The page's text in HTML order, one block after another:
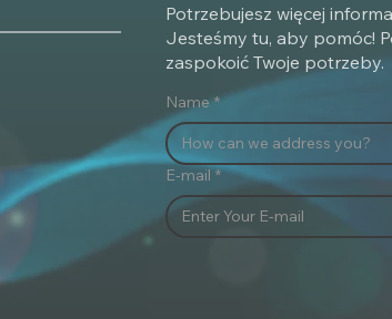
odpowiednią
producenta?
Potrzebujesz więcej
Jesteśmy tu, aby pomóc!
zaspokoić Twoje potrzeby.
Name *
E-mail *